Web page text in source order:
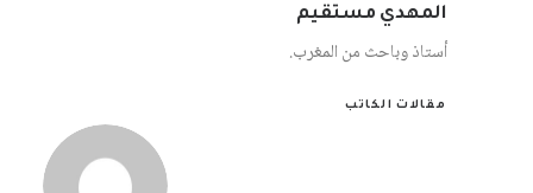
المهدي مستقيم
أستاذ وباحث من المغرب.
مقالات الكاتب